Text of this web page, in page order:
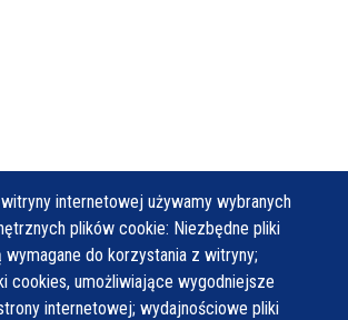
internetowej używamy wybranych
plików cookie: Niezbędne pliki
do korzystania z witryny;
cookies, umożliwiające wygodniejsze
internetowej; wydajnościowe pliki